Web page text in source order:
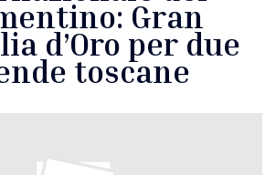
Gran
d’Oro per due
toscane